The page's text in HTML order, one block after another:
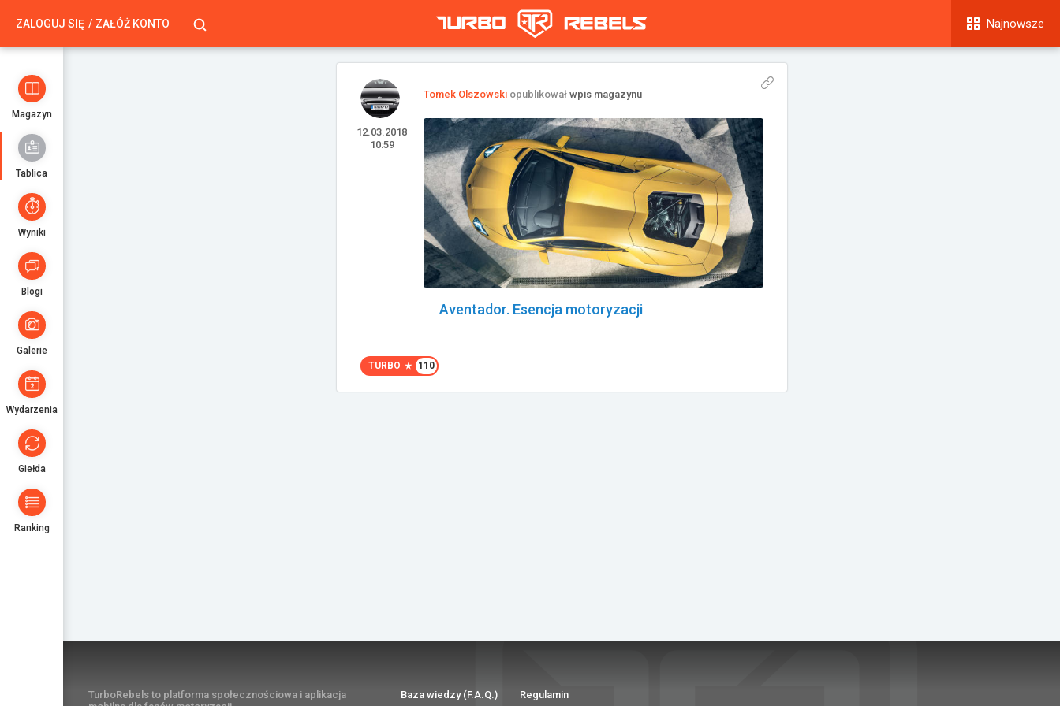
ZALOGUJ SIĘ ZAŁÓŻ KONTO Najnowsze
Magazyn
Tablica
Wyniki
Blogi
Galerie
Wydarzenia
Giełda
Ranking
12.03.2018
10:59
Tomek Olszowski opublikował wpis magazynu
Aventador. Esencja motoryzacji
TURBO 110
TurboRebels to platforma społecznościowa i aplikacja
Baza wiedzy (F.A.Q.) Regulamin